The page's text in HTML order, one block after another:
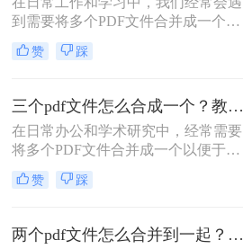
到需要将多个PDF文件合并成一个文
件的需求。无论是为了整理资料、简
化分享流程，还是为了更方便地阅读
的功能。那么怎么把pdf合并成一个
pdf呢？以下将详细介绍几种常用的
PDF合并方法，帮助您轻松实现这一
目标。
赞 踩
三个pdf文件怎么合成一个？教你4种大家都在用方法！
在日常办公和学术研究中，经常需要
将多个PDF文件合并成一个以便于管
理和分享。那么三个pdf文件怎么合成
一个呢？本文将介绍四种将三个PDF
赞 踩
两个pdf文件怎么合并到一起？大家来试试这3种方法吧！